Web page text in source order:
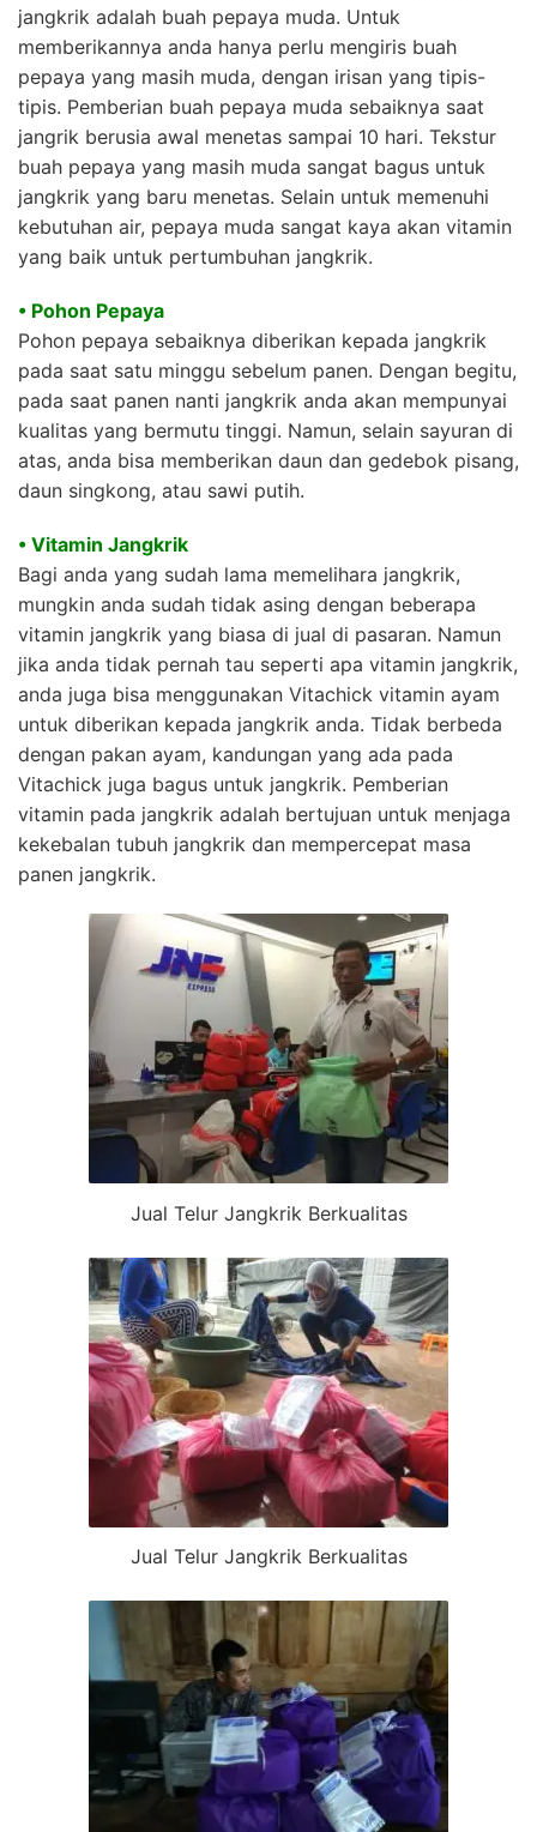
jangkrik adalah buah pepaya muda. Untuk
memberikannya anda hanya perlu mengiris buah
pepaya yang masih muda, dengan irisan yang tipis-
tipis. Pemberian buah pepaya muda sebaiknya saat
jangrik berusia awal menetas sampai 10 hari. Tekstur
buah pepaya yang masih muda sangat bagus untuk
jangkrik yang baru menetas. Selain untuk memenuhi
kebutuhan air, pepaya muda sangat kaya akan vitamin
yang baik untuk pertumbuhan jangkrik.
• Pohon Pepaya
Pohon pepaya sebaiknya diberikan kepada jangkrik
pada saat satu minggu sebelum panen. Dengan begitu,
pada saat panen nanti jangkrik anda akan mempunyai
kualitas yang bermutu tinggi. Namun, selain sayuran di
atas, anda bisa memberikan daun dan gedebok pisang,
daun singkong, atau sawi putih.
• Vitamin Jangkrik
Bagi anda yang sudah lama memelihara jangkrik,
mungkin anda sudah tidak asing dengan beberapa
vitamin jangkrik yang biasa di jual di pasaran. Namun
jika anda tidak pernah tau seperti apa vitamin jangkrik,
anda juga bisa menggunakan Vitachick vitamin ayam
untuk diberikan kepada jangkrik anda. Tidak berbeda
dengan pakan ayam, kandungan yang ada pada
Vitachick juga bagus untuk jangkrik. Pemberian
vitamin pada jangkrik adalah bertujuan untuk menjaga
kekebalan tubuh jangkrik dan mempercepat masa
panen jangkrik.
Jual Telur Jangkrik Berkualitas
Jual Telur Jangkrik Berkualitas